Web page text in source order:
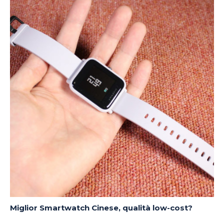
Miglior Smartwatch Cinese, qualità low-cost?